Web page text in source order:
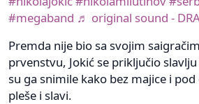
#megaband ♬ original sound -
Premda nije bio sa svojim
prvenstvu, Jokić se priključio
su ga snimile kako bez majice i
pleše i slavi.